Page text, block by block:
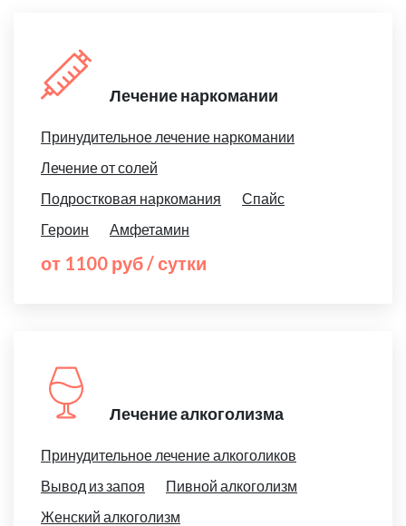
Лечение наркомании
Принудительное лечение наркомании
Лечение от солей
Подростковая наркомания
Спайс
Героин
Амфетамин
от 1100 руб / сутки
Лечение алкоголизма
Принудительное лечение алкоголиков
Вывод из запоя
Пивной алкоголизм
Женский алкоголизм